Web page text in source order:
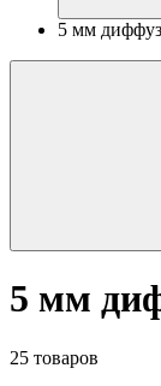
5 мм
5 мм
25 товаров